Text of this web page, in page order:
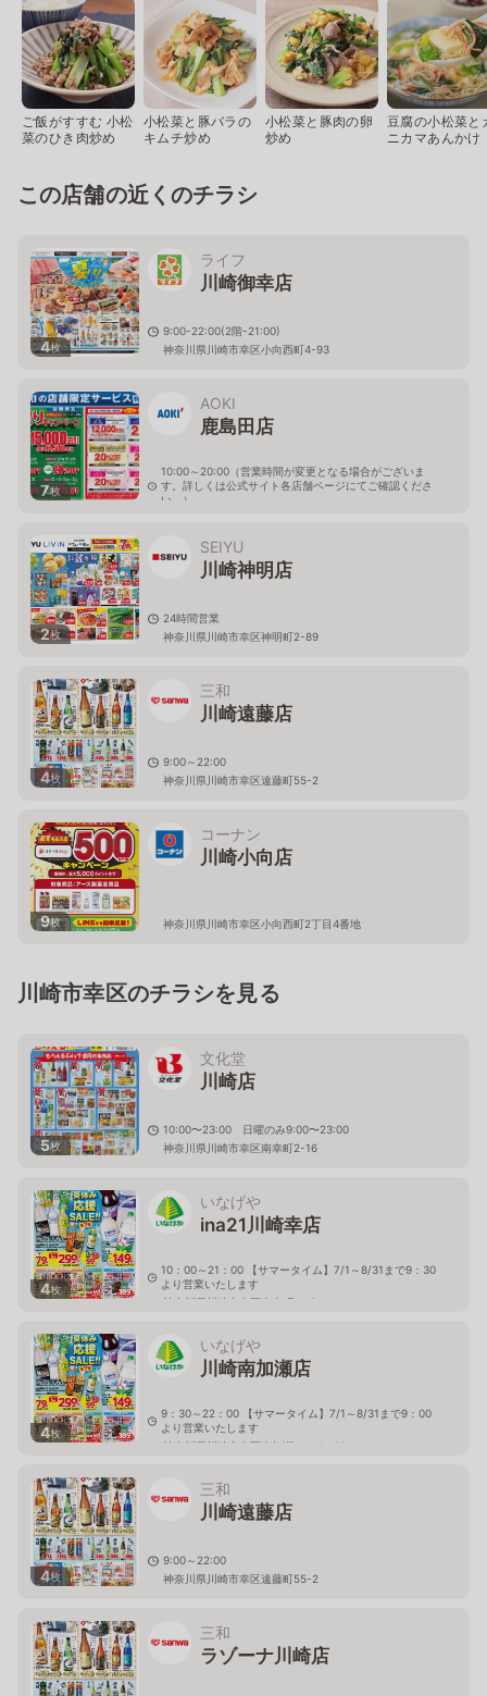
ご飯がすすむ 小松
菜のひき肉炒め
小松菜と豚バラの
キムチ炒め
小松菜と豚肉の卵
炒め
豆腐の小松菜と
ニカマあんかけ
この店舗の近くのチラシ
4枚
ライフ
川崎御幸店
9:00-22:00(2階-21:00)
神奈川県川崎市幸区小向西町4-93
7枚
AOKI
鹿島田店
10:00～20:00（営業時間が変更となる場合がございま
す。詳しくは公式サイト各店舗ページにてご確認くださ
い。）
2枚
SEIYU
川崎神明店
24時間営業
神奈川県川崎市幸区神明町2-89
4枚
三和
川崎遠藤店
9:00～22:00
神奈川県川崎市幸区遠藤町55-2
9枚
コーナン
川崎小向店
神奈川県川崎市幸区小向西町2丁目4番地
川崎市幸区のチラシを見る
5枚
文化堂
川崎店
10:00〜23:00 日曜のみ9:00〜23:00
神奈川県川崎市幸区南幸町2-16
4枚
いなげや
ina21川崎幸店
10：00～21：00 【サマータイム】7/1～8/31まで9：30
より営業いたします
神奈川県川崎市幸区南幸町1－3－1
4枚
いなげや
川崎南加瀬店
9：30～22：00 【サマータイム】7/1～8/31まで9：00
より営業いたします
神奈川県川崎市幸区南加瀬4－14－30
4枚
三和
川崎遠藤店
9:00～22:00
神奈川県川崎市幸区遠藤町55-2
三和
ラゾーナ川崎店